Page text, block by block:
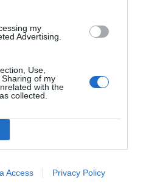
my
Advertising.
Use,
of my
with the
collected.
Access Privacy Policy